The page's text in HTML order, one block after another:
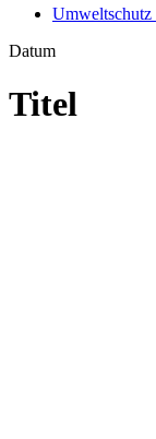
Umweltschutz
Datum
Titel